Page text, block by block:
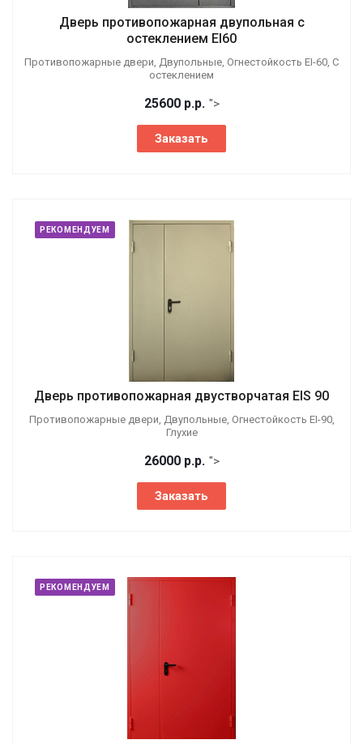
Дверь противопожарная двупольная с
остеклением EI60
Противопожарные двери, Двупольные, Огнестойкость EI-60, С
остеклением
25600 р.р. ">
Заказать
РЕКОМЕНДУЕМ
Дверь противопожарная двустворчатая EIS 90
Противопожарные двери, Двупольные, Огнестойкость EI-90,
Глухие
26000 р.р. ">
Заказать
РЕКОМЕНДУЕМ